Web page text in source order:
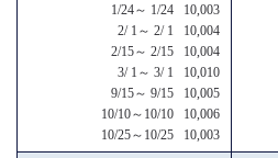
1/24～ 1/24 10,003
2/ 1～ 2/ 1 10,004
2/15～ 2/15 10,004
3/ 1～ 3/ 1 10,010
9/15～ 9/15 10,005
10/10～10/10 10,006
10/25～10/25 10,003